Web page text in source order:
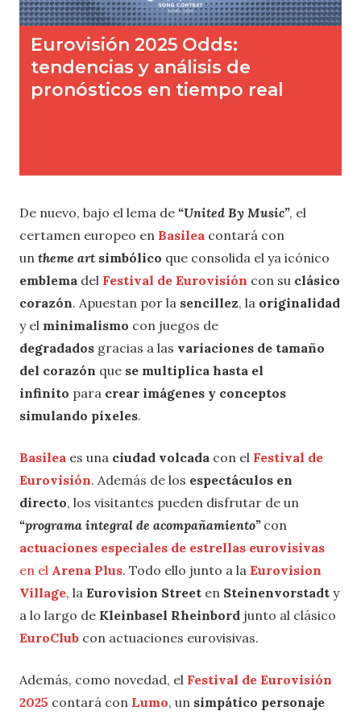
De nuevo, bajo el lema de “United By Music”, el
certamen europeo en Basilea contará con
un theme art simbólico que consolida el ya icónico
emblema del Festival de Eurovisión con su clásico
corazón. Apuestan por la sencillez, la originalidad
y el minimalismo con juegos de
degradados gracias a las variaciones de tamaño
del corazón que se multiplica hasta el
infinito para crear imágenes y conceptos
simulando píxeles.
Basilea es una ciudad volcada con el Festival de
Eurovisión. Además de los espectáculos en
directo, los visitantes pueden disfrutar de un
“programa integral de acompañamiento”con
actuaciones especiales de estrellas eurovisivas
en el Arena Plus. Todo ello junto a la Eurovision
Village, la Eurovision Street en Steinenvorstadt y
a lo largo de Kleinbasel Rheinbord junto al clásico
EuroClub con actuaciones eurovisivas.
Además, como novedad, el Festival de Eurovisión
2025 contará con Lumo, un simpático personaje